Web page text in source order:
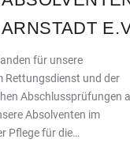
für unsere
Rettungsdienst und der
Abschlussprüfungen
Absolventen im
Pflege für die…